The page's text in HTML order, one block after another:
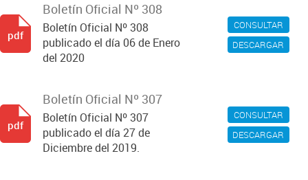
CONSULTAR
DESCARGAR
Boletín Oficial Nº 308
Boletín Oficial Nº 308
publicado el día 06 de Enero
del 2020
pdf
CONSULTAR
DESCARGAR
Boletín Oficial Nº 307
Boletín Oficial Nº 307
publicado el día 27 de
Diciembre del 2019.
pdf